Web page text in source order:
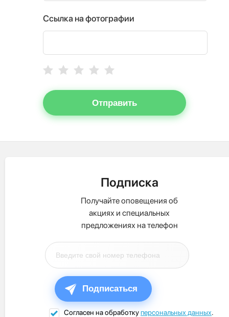
Ссылка на фотографии
Отправить
Подписка
Получайте оповещения об
акциях и специальных
предложениях на телефон
Подписаться
Согласен на обработкуперсональных данных.